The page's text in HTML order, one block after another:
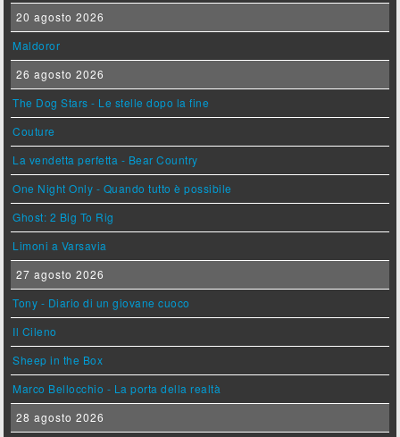
20 agosto 2026
Maldoror
26 agosto 2026
The Dog Stars - Le stelle dopo la fine
Couture
La vendetta perfetta - Bear Country
One Night Only - Quando tutto è possibile
Ghost: 2 Big To Rig
Limoni a Varsavia
27 agosto 2026
Tony - Diario di un giovane cuoco
Il Cileno
Sheep in the Box
Marco Bellocchio - La porta della realtà
28 agosto 2026